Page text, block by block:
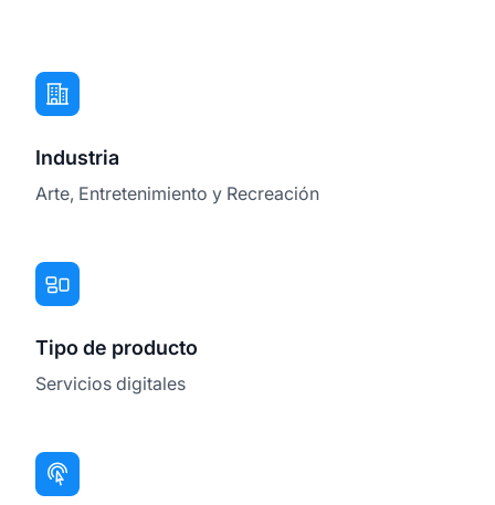
Industria
Arte, Entretenimiento y Recreación
Tipo de producto
Servicios digitales